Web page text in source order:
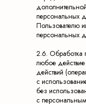
персональных
Пользователю
персональных
2.6.
любое
действий
с
без
с